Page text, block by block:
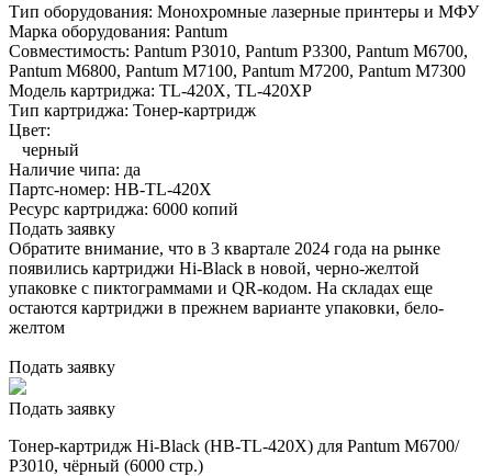
Тип оборудования: Монохромные лазерные принтеры и МФУ
Марка оборудования: Pantum
Совместимость: Pantum P3010, Pantum P3300, Pantum M6700,
Pantum M6800, Pantum M7100, Pantum M7200, Pantum M7300
Модель картриджа: TL-420X, TL-420XP
Тип картриджа: Тонер-картридж
Цвет:
черный
Наличие чипа: да
Партс-номер: HB-TL-420X
Ресурс картриджа: 6000 копий
Подать заявку
Обратите внимание, что в 3 квартале 2024 года на рынке
появились картриджи Hi-Black в новой, черно-желтой
упаковке с пиктограммами и QR-кодом. На складах еще
остаются картриджи в прежнем варианте упаковки, бело-
желтом
Подать заявку
Подать заявку
Тонер-картридж Hi-Black (HB-TL-420X) для Pantum M6700/
P3010, чёрный (6000 стр.)